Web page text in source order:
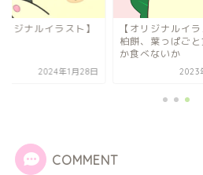
ジナルイラスト】
2024年1月28日
【オリジナルイラ
柏餅、葉っぱご
か食べないか
2023
COMMENT